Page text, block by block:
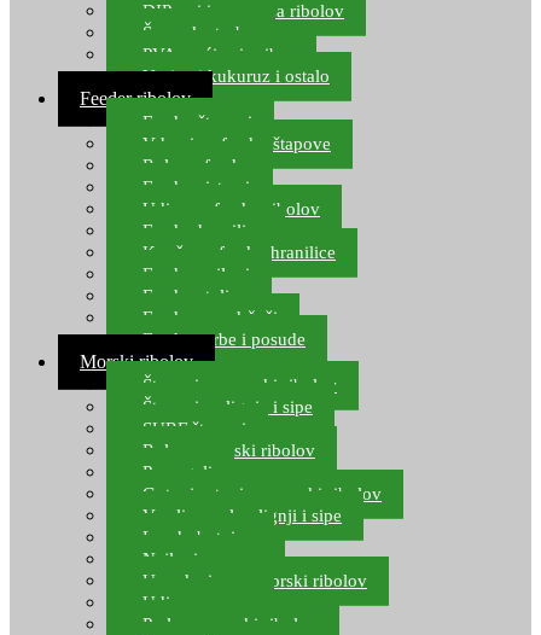
DIP-ovi i arome za ribolov
Šaranske torbe
PVA vrećice i pribor
Umjetni kukuruz i ostalo
Feeder ribolov
Feeder štapovi
Vrhovi za feeder štapove
Role za feeder
Feeder sistemi
Udice za feeder ribolov
Feeder hranilice
Kopče za feeder hranilice
Feeder najloni
Feeder stolice
Feeder arm držači
Feeder torbe i posude
Morski ribolov
Štapovi za morski ribolov
Štapovi za lignje i sipe
SURF štapovi
Role za morski ribolov
Parangali
Gotovi setovi za morski ribolov
Varalice za lov lignji i sipe
Lov hobotnice
Najloni za more
Upredenice za morski ribolov
Udice za more
Perle za morski ribolov